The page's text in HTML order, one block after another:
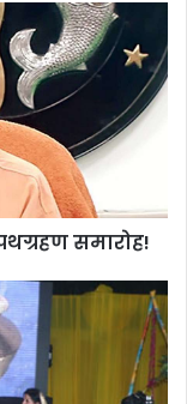
समारोह!